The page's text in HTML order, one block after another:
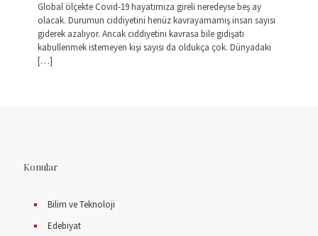
Global ölçekte Covid-19 hayatımıza gireli neredeyse beş ay
olacak. Durumun ciddiyetini henüz kavrayamamış insan sayısı
giderek azalıyor. Ancak ciddiyetini kavrasa bile gidişatı
kabullenmek istemeyen kişi sayısı da oldukça çok. Dünyadaki
[…]
Konular
Bilim ve Teknoloji
Edebiyat